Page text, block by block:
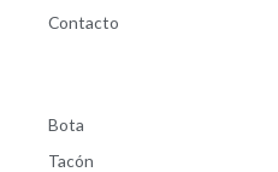
Contacto
Bota
Tacón